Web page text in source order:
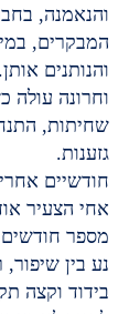
והנאמנה,
המבקרים,
והנותנים
וחרונה עולה
שחיתות,
גזענות.
חודשיים
מספר חודשים
נע בין
בידוד וקצה